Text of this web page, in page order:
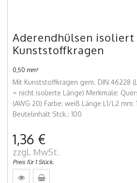
Aderendhülsen
Kunststoffkragen
0,50 mm²
Mit Kunststoffkragen gem. DIN 46228
= nicht isolierte Länge) Merkmale:
(AWG 20) Farbe: weiß Länge L1/L2 mm:
Beutelinhalt Stck.: 100
1,36 €
zzgl. MwSt.
Preis für 1 Stück.